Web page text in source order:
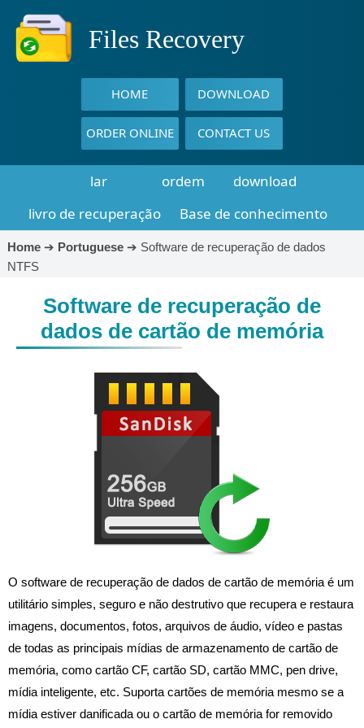
Files Recovery
HOME DOWNLOAD
ORDER ONLINE CONTACT US
lar ordem
download
livro de recuperação
Base de conhecimento
Home➔ Portuguese➔ Software de recuperação de dados
NTFS
Software de recuperação de
dados de cartão de memória
O software de recuperação de dados de cartão de memória é um
utilitário simples, seguro e não destrutivo que recupera e restaura
imagens, documentos, fotos, arquivos de áudio, vídeo e pastas
de todas as principais mídias de armazenamento de cartão de
memória, como cartão CF, cartão SD, cartão MMC, pen drive,
mídia inteligente, etc. Suporta cartões de memória mesmo se a
mídia estiver danificada ou o cartão de memória for removido